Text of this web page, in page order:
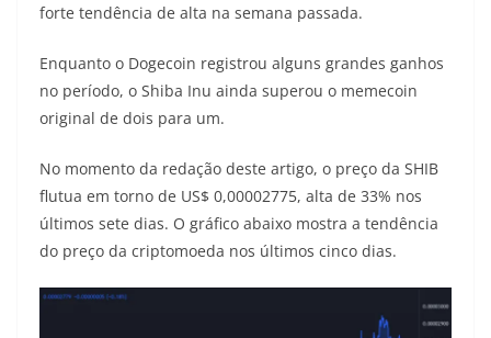
forte tendência de alta na semana passada.
Enquanto o Dogecoin registrou alguns grandes ganhos
no período, o Shiba Inu ainda superou o memecoin
original de dois para um.
No momento da redação deste artigo, o preço da SHIB
flutua em torno de US$ 0,00002775, alta de 33% nos
últimos sete dias. O gráfico abaixo mostra a tendência
do preço da criptomoeda nos últimos cinco dias.